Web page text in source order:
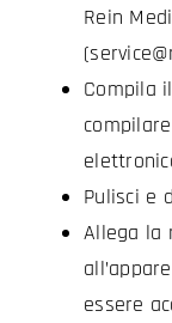
Rein
Compila
Pulisci e
Allega la
essere